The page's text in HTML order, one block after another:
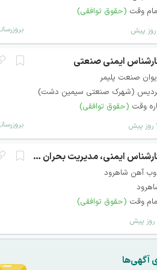
وقت (حقوق توافقی)
ایمنی صنعتی
صنعت پلیمر
(شهرک صنعتی سیمین دشت)
وقت (حقوق توافقی)
کارشناس ایمنی، مدیریت بحران و بهداشت حرفه ای نیروگاه
آهن شاهرود
وقت (حقوق توافقی)
آگهی‌ها